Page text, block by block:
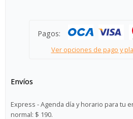
Pagos:
Ver opciones de pago y
Envíos
Express - Agenda día y horario para tu
normal: $ 190.